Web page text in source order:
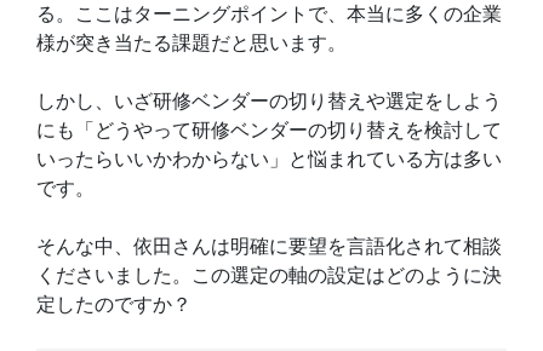
る。ここはターニングポイントで、本当に多くの企業
様が突き当たる課題だと思います。
しかし、いざ研修ベンダーの切り替えや選定をしよう
にも「どうやって研修ベンダーの切り替えを検討して
いったらいいかわからない」と悩まれている方は多い
です。
そんな中、依田さんは明確に要望を言語化されて相談
くださいました。この選定の軸の設定はどのように決
定したのですか？